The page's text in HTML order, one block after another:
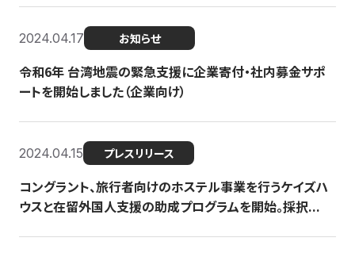
2024.04.17 お知らせ
令和6年 台湾地震の緊急支援に企業寄付・社内募金サポ
ートを開始しました（企業向け）
2024.04.15 プレスリリース
コングラント、旅行者向けのホステル事業を行うケイズハ
ウスと在留外国人支援の助成プログラムを開始。採択...